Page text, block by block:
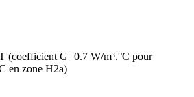
G=0.7 W/m³.°C pour
en zone H2a)